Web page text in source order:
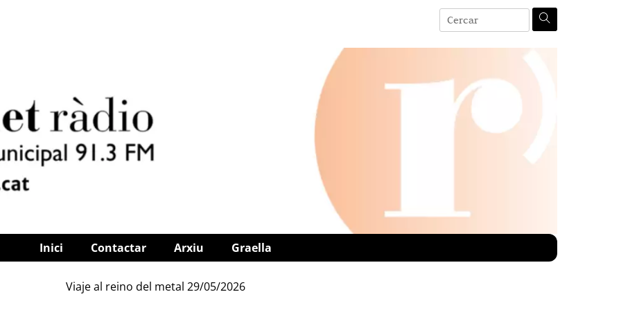
Inici Contactar Arxiu Graella
Viaje al reino del metal 29/05/2026